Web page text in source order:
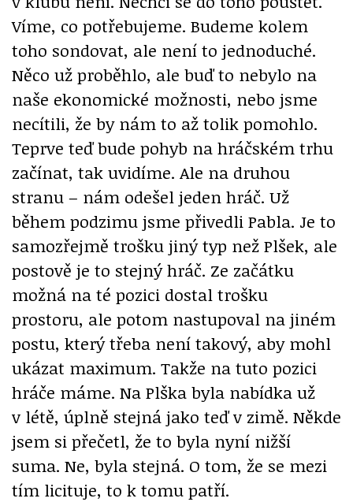
Víme, co potřebujeme. Budeme kolem
toho sondovat, ale není to jednoduché.
Něco už proběhlo, ale buď to nebylo na
naše ekonomické možnosti, nebo jsme
necítili, že by nám to až tolik pomohlo.
Teprve teď bude pohyb na hráčském trhu
začínat, tak uvidíme. Ale na druhou
stranu – nám odešel jeden hráč. Už
během podzimu jsme přivedli Pabla. Je to
samozřejmě trošku jiný typ než Plšek, ale
postově je to stejný hráč. Ze začátku
možná na té pozici dostal trošku
prostoru, ale potom nastupoval na jiném
postu, který třeba není takový, aby mohl
ukázat maximum. Takže na tuto pozici
hráče máme. Na Plška byla nabídka už
v létě, úplně stejná jako teď v zimě. Někde
jsem si přečetl, že to byla nyní nižší
suma. Ne, byla stejná. O tom, že se mezi
tím licituje, to k tomu patří.